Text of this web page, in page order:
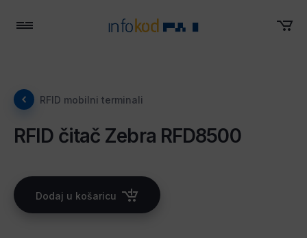
RFID mobilni terminali
RFID čitač Zebra RFD8500
Dodaj u košaricu